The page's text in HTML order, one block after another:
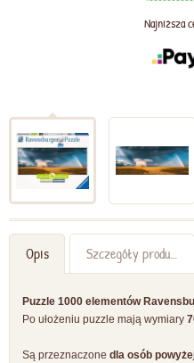
Najniższa
Opis Szczegóły produktu
Puzzle 1000 elementów
Po ułożeniu puzzle mają wymiary
Są przeznaczone dla osób